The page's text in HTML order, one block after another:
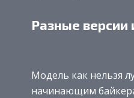
Разные версии
Модель как нельзя
начинающим